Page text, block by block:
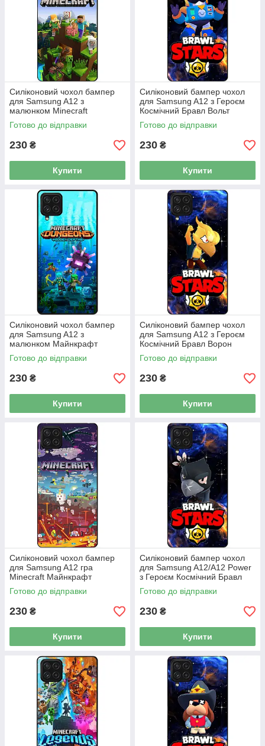
Силіконовий чохол бампер
для Samsung A12 з
малюнком Minecraft
Майнкрафт
Готово до відправки
230 ₴
Купити
Силіконовий бампер чохол
для Samsung A12 з Героєм
Космічний Бравл Вольт
Готово до відправки
230 ₴
Купити
Силіконовий чохол бампер
для Samsung A12 з
малюнком Майнкрафт
Minecraft
Готово до відправки
230 ₴
Купити
Силіконовий бампер чохол
для Samsung A12 з Героєм
Космічний Бравл Ворон
Фенікс
Готово до відправки
230 ₴
Купити
Силіконовий чохол бампер
для Samsung A12 гра
Minecraft Майнкрафт
Готово до відправки
230 ₴
Купити
Силіконовий бампер чохол
для Samsung A12/A12 Power
з Героєм Космічний Бравл
Ворон
Готово до відправки
230 ₴
Купити